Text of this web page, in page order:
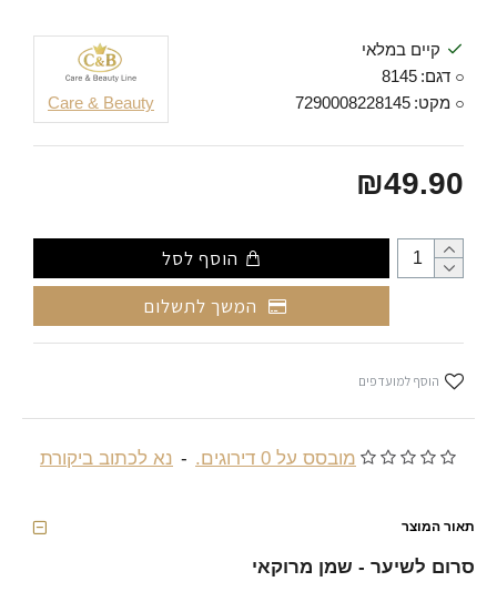
מובסס על 0 דירוגים. - נא לכתוב ביקורת
₪49.90
קיים במלאי
דגם: 8145
מקט: 7290008228145
Care & Beauty
הוסף לסל
המשך לתשלום
הוסף למועדפים
תאור המוצר
סרום לשיער - שמן מרוקאי